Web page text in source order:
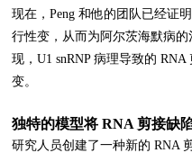
现在，Peng 和他的团队已经证
行性变，从而为阿尔茨海默病
现，U1 snRNP 病理导致的
变。
独特的模型将 RNA 剪接缺
研究人员创建了一种新的 RNA